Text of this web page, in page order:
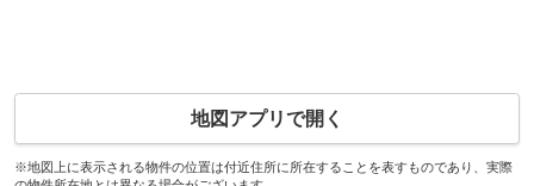
地図アプリで開く
※地図上に表示される物件の位置は付近住所に所在することを表すものであり、実際